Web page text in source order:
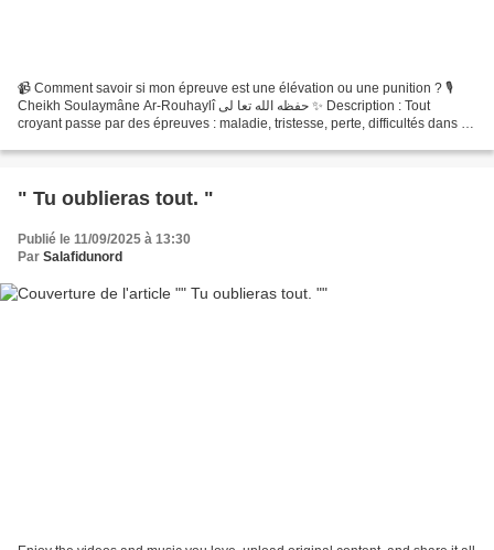
📹 Comment savoir si mon épreuve est une élévation ou une punition ? 🎙
Cheikh Soulaymâne Ar-Rouhaylî حفظه الله تعا لى ✨ Description : Tout
croyant passe par des épreuves : maladie, tristesse, perte, difficultés dans la
" Tu oublieras tout. "
Publié le 11/09/2025 à 13:30
Par Salafidunord